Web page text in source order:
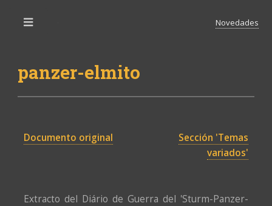
panzer-elmito
Novedades
Documento original
Sección 'Temas
variados'
Extracto del Diário de Guerra del 'Sturm-Panzer-